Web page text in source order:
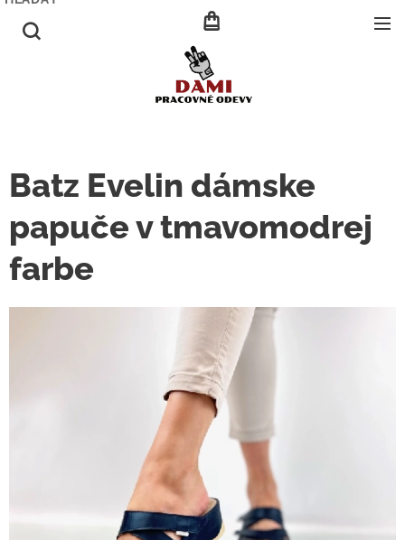
Batz Evelin dámske
papuče v tmavomodrej
farbe